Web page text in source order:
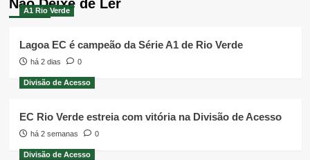
Não Deixe de Ler
A1 Rio Verde
Lagoa EC é campeão da Série A1 de Rio Verde
há 2 dias 0
Divisão de Acesso
EC Rio Verde estreia com vitória na Divisão de Acesso
há 2 semanas 0
Divisão de Acesso